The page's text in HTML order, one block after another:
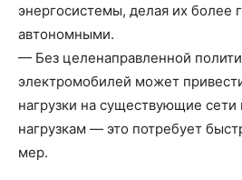
энергосистемы, делая их более
автономными.
— Без целенаправленной
электромобилей может
нагрузки на существующие
нагрузкам — это потребует
мер.